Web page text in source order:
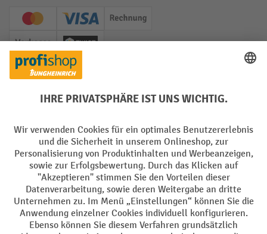
Creditcard (Master)Creditcard (Visa)
Rechnung
Vorkasse Twint
Sprachen
DE FR
AGB Impressum Datenschutz Privacy Settings